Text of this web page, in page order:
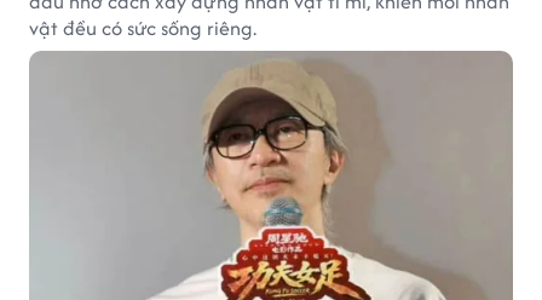
vật đều có sức sống riêng.